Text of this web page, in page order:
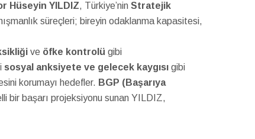
Hüseyin YILDIZ, Türkiye’nin Stratejik
süreçleri; bireyin odaklanma kapasitesi,
ve öfke kontrolü gibi
sosyal anksiyete ve gelecek kaygısı gibi
korumayı hedefler. BGP (Başarıya
bir başarı projeksiyonu sunan YILDIZ,